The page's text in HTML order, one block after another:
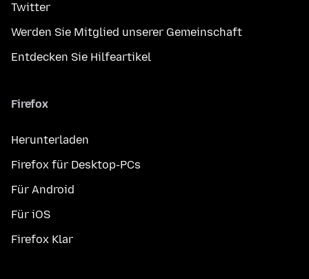
Twitter
Werden Sie Mitglied unserer Gemeinschaft
Entdecken Sie Hilfeartikel
Firefox
Herunterladen
Firefox für Desktop-PCs
Für Android
Für iOS
Firefox Klar